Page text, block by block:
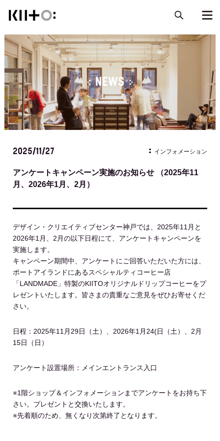
NEWS
2025/11/27 インフォメーション
アンケートキャンペーン実施のお知らせ （2025年11
月、2026年1月、2月）
デザイン・クリエイティブセンター神戸では、2025年11月と
2026年1月、2月の以下日程にて、アンケートキャンペーンを
実施します。
キャンペーン期間中、アンケートにご回答いただいた方には、
ポートアイランドにあるスペシャルティコーヒー店
「LANDMADE」特製のKIITOオリジナルドリップコーヒーをプ
レゼントいたします。皆さまの貴重なご意見をぜひお寄せくだ
さい。
日程：2025年11月29日（土）、2026年1月24(日（土）、2月
15日（日）
アンケート設置場所：メインエントランス入口
※1階ショップ＆インフォメーションまでアンケートをお持ち下
さい。プレゼントと交換いたします。
※先着順のため、無くなり次第終了となります。